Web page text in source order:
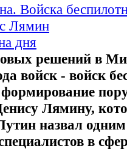
Войска
Лямин
дня
решений в
войск - войск
Лямину,
назвал одним
в